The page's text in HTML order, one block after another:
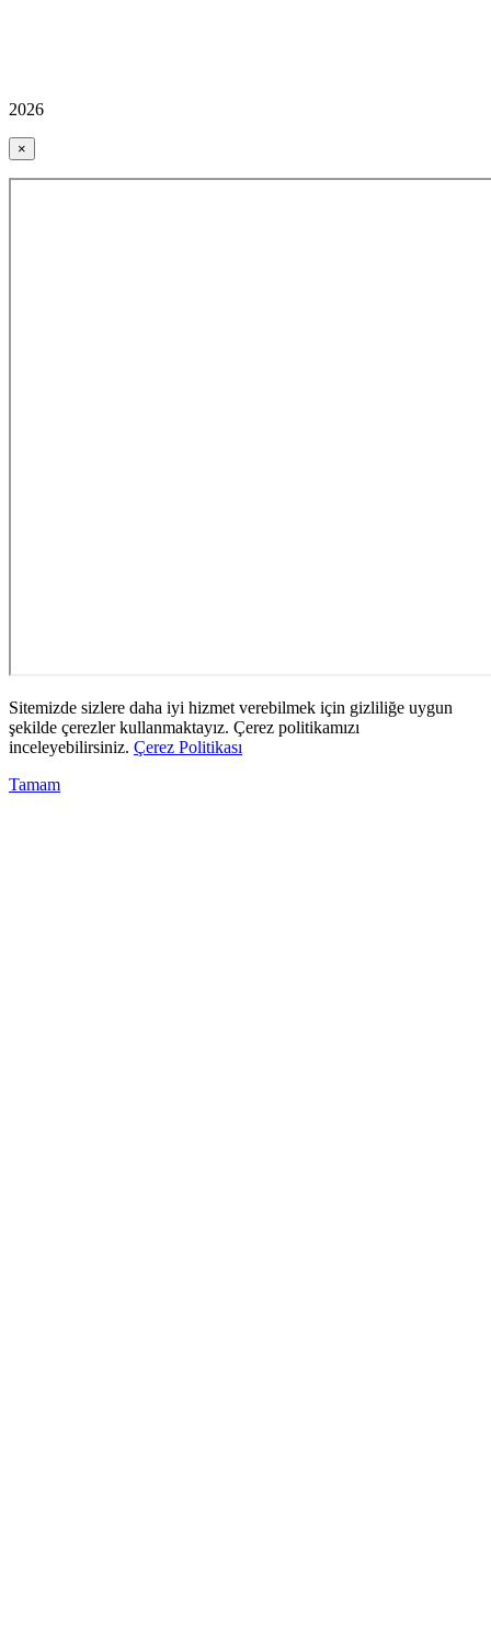
2026
×
Sitemizde sizlere daha iyi hizmet verebilmek için gizliliğe uygun
şekilde çerezler kullanmaktayız. Çerez politikamızı
inceleyebilirsiniz. Çerez Politikası
Tamam